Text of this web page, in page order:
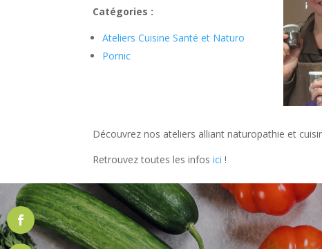
Catégories :
Ateliers Cuisine Santé et Naturo
Pornic
Découvrez nos ateliers alliant naturopathie et
Retrouvez toutes les infosici!